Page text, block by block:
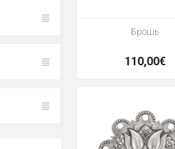
Брошь
110,00€